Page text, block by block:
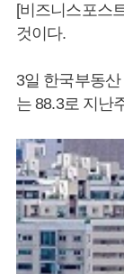
[비즈니스포스
것이다.
3일 한국부동
는 88.3로 지난